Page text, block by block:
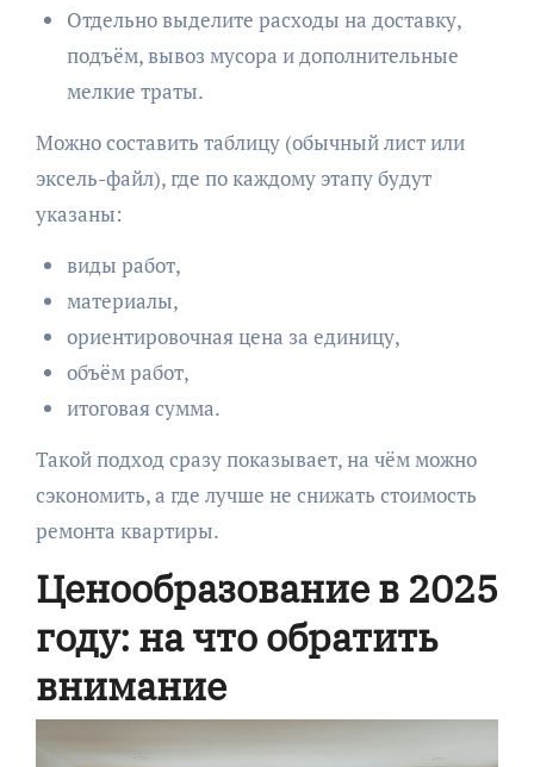
Отдельно выделите расходы на доставку,
подъём, вывоз мусора и дополнительные
мелкие траты.
Можно составить таблицу (обычный лист или
эксель-файл), где по каждому этапу будут
указаны:
виды работ,
материалы,
ориентировочная цена за единицу,
объём работ,
итоговая сумма.
Такой подход сразу показывает, на чём можно
сэкономить, а где лучше не снижать стоимость
ремонта квартиры.
Ценообразование в 2025
году: на что обратить
внимание